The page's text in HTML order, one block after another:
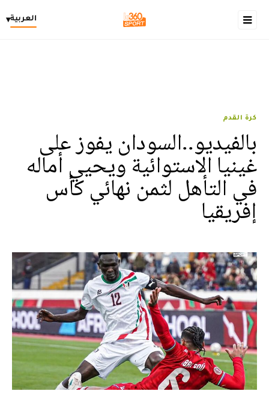
العربية▾
كرة القدم
بالفيديو..السودان يفوز على
غينيا الاستوائية ويحيي أماله
في التأهل لثمن نهائي كأس
إفريقيا